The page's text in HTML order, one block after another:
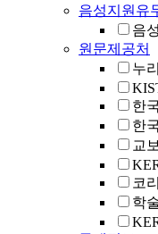
음성지원유
음
원문제공처
누
한
한
교
코
학